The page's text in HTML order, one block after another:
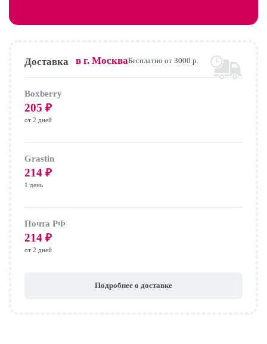
Доставка в г. МоскваБесплатно от 3000 р.
Boxberry
205 ₽
от 2 дней
Grastin
214 ₽
1 день
Почта РФ
214 ₽
от 2 дней
Подробнее о доставке